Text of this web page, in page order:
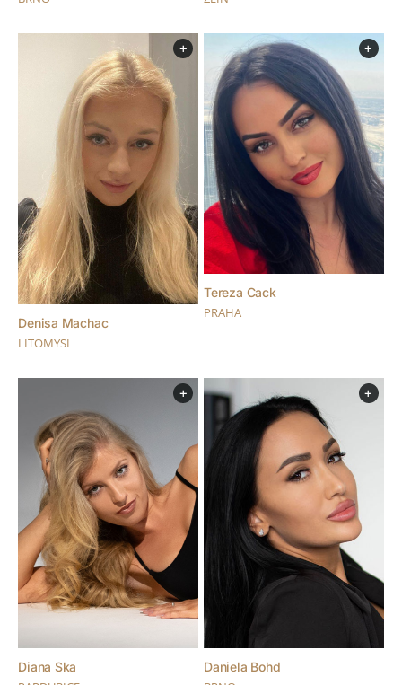
+
Denisa Machac
LITOMYSL
+
Tereza Cack
PRAHA
+
Diana Ska
+
Daniela Bohd